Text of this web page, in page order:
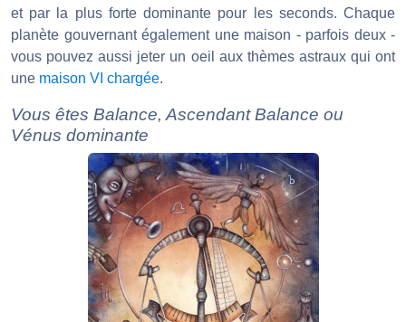
et par la plus forte dominante pour les seconds. Chaque
planète gouvernant également une maison - parfois deux -
vous pouvez aussi jeter un oeil aux thèmes astraux qui ont
une maison VI chargée.
Vous êtes Balance, Ascendant Balance ou
Vénus dominante